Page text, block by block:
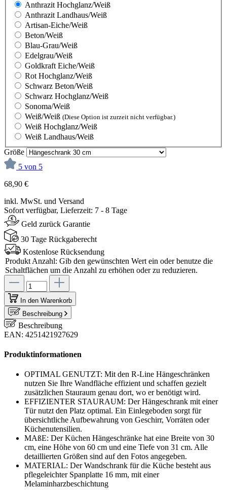
Anthrazit Hochglanz/Weiß
Anthrazit Landhaus/Weiß
Artisan-Eiche/Weiß
Beton/Weiß
Blau-Grau/Weiß
Edelgrau/Weiß
Goldkraft Eiche/Weiß
Rot Hochglanz/Weiß
Schwarz Beton/Weiß
Schwarz Hochglanz/Weiß
Sonoma/Weiß
Weiß/Weiß (Diese Option ist zurzeit nicht verfügbar.)
Weiß Hochglanz/Weiß
Weiß Landhaus/Weiß
Größe
5 von 5
68,90 €
inkl. MwSt. und Versand
Sofort verfügbar, Lieferzeit: 7 - 8 Tage
Geld zurück Garantie
30 Tage Rückgaberecht
Kostenlose Rücksendung
Produkt Anzahl: Gib den gewünschten Wert ein oder benutze die
Schaltflächen um die Anzahl zu erhöhen oder zu reduzieren.
In den Warenkorb
Beschreibung
Beschreibung
EAN: 4251421927629
Produktinformationen
OPTIMAL GENUTZT: Mit den R-Line Hängeschränken
nutzen Sie Ihre Wandfläche effizient und schaffen gezielt
zusätzlichen Stauraum genau dort, wo er benötigt wird.
EFFIZIENTER STAURAUM: Der Hängeschrank mit einer
Tür nutzt den Platz optimal. Ein Einlegeboden sorgt für
übersichtliche Aufbewahrung von Geschirr, Vorräten oder
Küchenutensilien.
MAßE: Der Küchen Hängeschränke hat eine Breite von 30
cm, eine Höhe von 60 cm und eine Tiefe von 31 cm. Alle
detaillierten Größen sind auf den Fotos angegeben.
MATERIAL: Der Wandschrank für die Küche besteht aus
pflegeleichter Spanplatte 16 mm, mit einer
Melaminharzbeschichtung